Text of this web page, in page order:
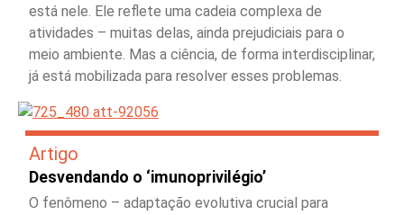
está nele. Ele reflete uma cadeia complexa de
atividades – muitas delas, ainda prejudiciais para o
meio ambiente. Mas a ciência, de forma interdisciplinar,
já está mobilizada para resolver esses problemas.
Artigo
Desvendando o ‘imunoprivilégio’
O fenômeno – adaptação evolutiva crucial para